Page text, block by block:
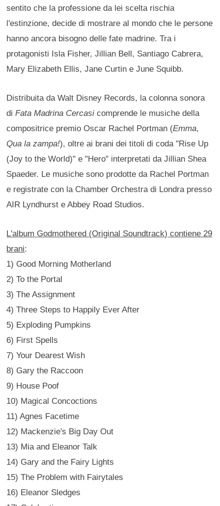
sentito che la professione da lei scelta rischia
l'estinzione, decide di mostrare al mondo che le persone
hanno ancora bisogno delle fate madrine. Tra i
protagonisti Isla Fisher, Jillian Bell, Santiago Cabrera,
Mary Elizabeth Ellis, Jane Curtin e June Squibb.
Distribuita da Walt Disney Records, la colonna sonora
diFata Madrina Cercasi comprende le musiche della
compositrice premio Oscar Rachel Portman (Emma,
Qua la zampa!), oltre ai brani dei titoli di coda "Rise Up
(Joy to the World)" e "Hero" interpretati da Jillian Shea
Spaeder. Le musiche sono prodotte da Rachel Portman
e registrate con la Chamber Orchestra di Londra presso
AIR Lyndhurst e Abbey Road Studios.
L'album Godmothered (Original Soundtrack) contiene 29
brani:
1) Good Morning Motherland
2) To the Portal
3) The Assignment
4) Three Steps to Happily Ever After
5) Exploding Pumpkins
6) First Spells
7) Your Dearest Wish
8) Gary the Raccoon
9) House Poof
10) Magical Concoctions
11) Agnes Facetime
12) Mackenzie's Big Day Out
13) Mia and Eleanor Talk
14) Gary and the Fairy Lights
15) The Problem with Fairytales
16) Eleanor Sledges